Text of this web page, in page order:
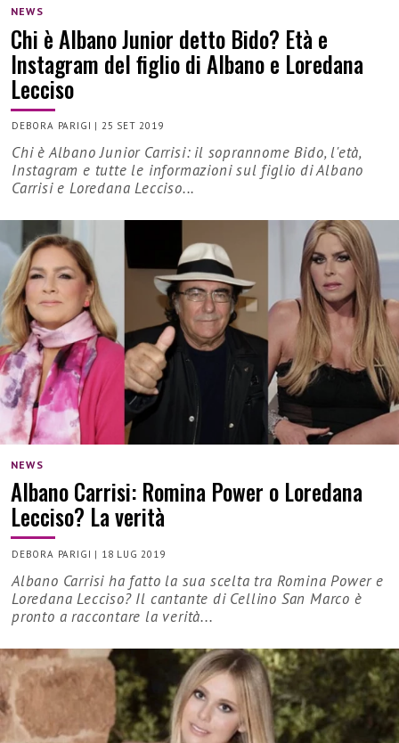
NEWS
Chi è Albano Junior detto Bido? Età e
Instagram del figlio di Albano e Loredana
Lecciso
DEBORA PARIGI | 25 SET 2019
Chi è Albano Junior Carrisi: il soprannome Bido, l'età,
Instagram e tutte le informazioni sul figlio di Albano
Carrisi e Loredana Lecciso...
NEWS
Albano Carrisi: Romina Power o Loredana
Lecciso? La verità
DEBORA PARIGI | 18 LUG 2019
Albano Carrisi ha fatto la sua scelta tra Romina Power e
Loredana Lecciso? Il cantante di Cellino San Marco è
pronto a raccontare la verità...